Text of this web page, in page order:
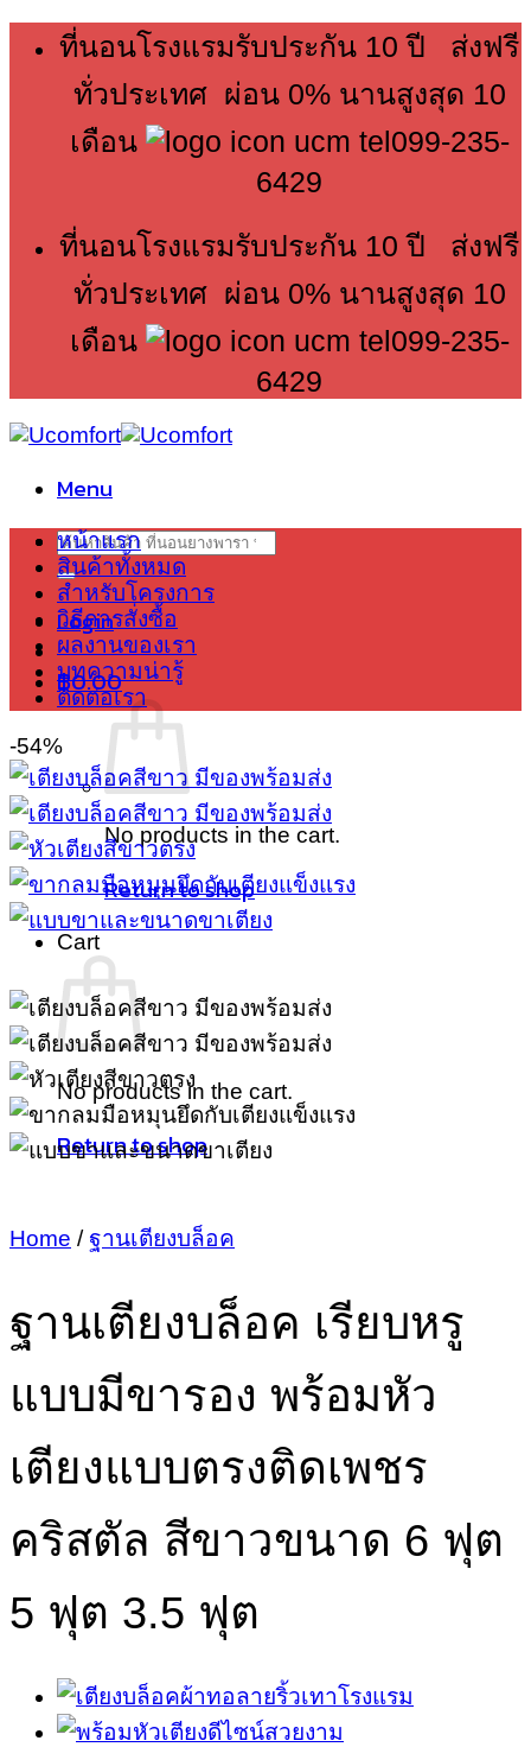
content
ที่นอนโรงแรมรับประกัน 10 ปี ส่งฟรี
ทั่วประเทศ ผ่อน 0% นานสูงสุด 10
เดือน
099-235-
6429
ที่นอนโรงแรมรับประกัน 10 ปี ส่งฟรี
ทั่วประเทศ ผ่อน 0% นานสูงสุด 10
เดือน
099-235-
6429
Menu
Search
for:
Login
฿0.00
No products in the cart.
Return to shop
Cart
No products in the cart.
Return to shop
หน้าแรก
สินค้าทั้งหมด
สำหรับโครงการ
วิธีการสั่งซื้อ
ผลงานของเรา
บทความน่ารู้
ติดต่อเรา
-54%
Home / ฐานเตียงบล็อค
ฐานเตียงบล็อค เรียบหรู
แบบมีขารอง พร้อมหัว
เตียงแบบตรงติดเพชร
คริสตัล สีขาวขนาด 6 ฟุต
5 ฟุต 3.5 ฟุต